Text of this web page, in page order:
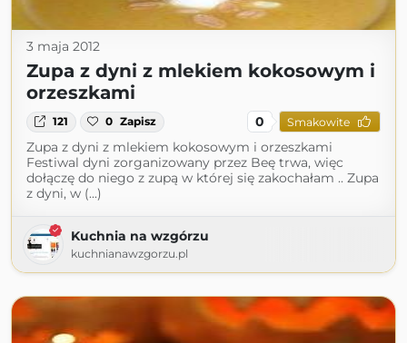
3 maja 2012
Zupa z dyni z mlekiem kokosowym i
orzeszkami
121 0 Zapisz 0 Smakowite
Zupa z dyni z mlekiem kokosowym i orzeszkami
Festiwal dyni zorganizowany przez Beę trwa, więc
dołączę do niego z zupą w której się zakochałam .. Zupa
z dyni, w (...)
Kuchnia na wzgórzu
kuchnianawzgorzu.pl